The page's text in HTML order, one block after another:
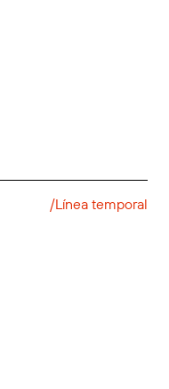
/Línea temporal